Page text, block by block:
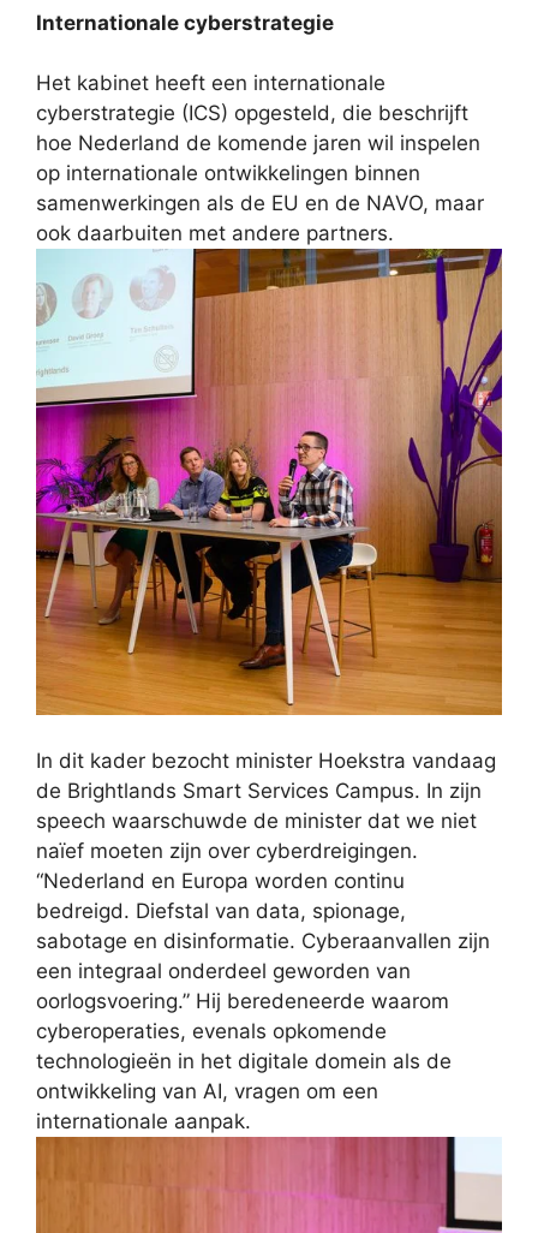
Internationale cyberstrategie
Het kabinet heeft een internationale
cyberstrategie (ICS) opgesteld, die beschrijft
hoe Nederland de komende jaren wil inspelen
op internationale ontwikkelingen binnen
samenwerkingen als de EU en de NAVO, maar
ook daarbuiten met andere partners.
In dit kader bezocht minister Hoekstra vandaag
de Brightlands Smart Services Campus. In zijn
speech waarschuwde de minister dat we niet
naïef moeten zijn over cyberdreigingen.
“Nederland en Europa worden continu
bedreigd. Diefstal van data, spionage,
sabotage en disinformatie. Cyberaanvallen zijn
een integraal onderdeel geworden van
oorlogsvoering.” Hij beredeneerde waarom
cyberoperaties, evenals opkomende
technologieën in het digitale domein als de
ontwikkeling van AI, vragen om een
internationale aanpak.